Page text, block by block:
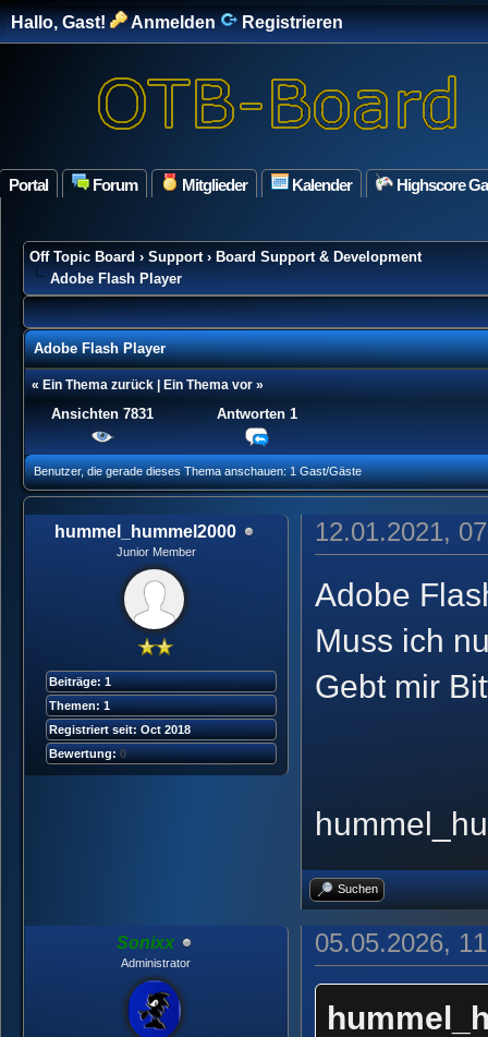
Hallo, Gast! Anmelden Registrieren
Portal Forum Mitglieder Kalender Highscore
Off Topic Board › Support› Board Support & Development
Adobe Flash Player
Adobe Flash Player
«Ein Thema zurück Ein Thema vor »
Ansichten 7831 Antworten 1
- 0 im Durchschnitt
Benutzer, die gerade dieses Thema anschauen: 1 Gast/Gäste
hummel_hummel2000
Junior Member
Beiträge: 1
Themen: 1
Registriert seit: Oct 2018
Bewertung:0
12.01.2021,
Adobe
Muss ich
Gebt mir
Suchen
Sonixx
Administrator
05.05.2026,